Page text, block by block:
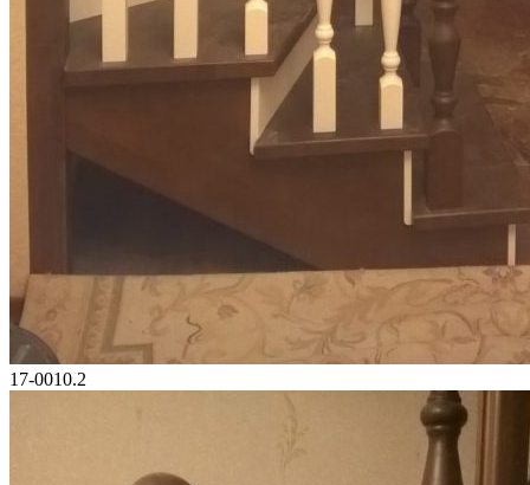
17-0010.2